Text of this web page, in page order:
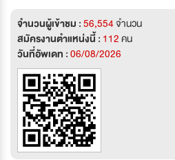
จำนวนผู้เข้าชม :56,554จำนวน
สมัครงานตำแหน่งนี้ : 112คน
วันที่อัพเดท :06/08/2026